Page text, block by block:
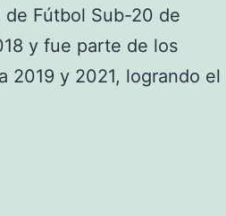
Fútbol Sub-20 de
y fue parte de los
2019 y 2021, logrando el